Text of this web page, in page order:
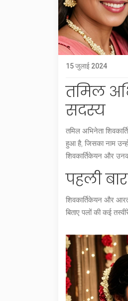
15 जुलाई 2024
तमिल
सदस्य
तमिल अभिनेता
हुआ है, जिसका नाम
शिवकार्तिकेयन और
पहली
शिवकार्तिकेयन और
बिताए पलों की कई